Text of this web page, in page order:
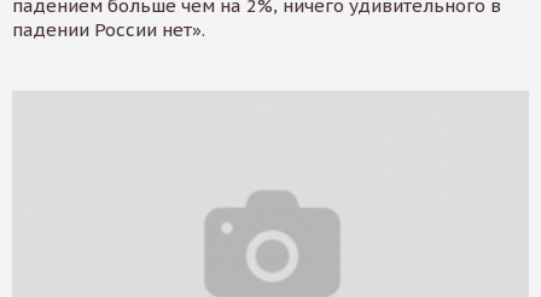
падением больше чем на 2%, ничего удивительного в
падении России нет».